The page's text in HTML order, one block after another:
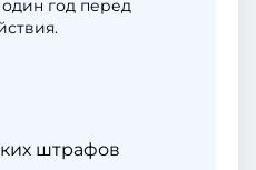
год перед
штрафов